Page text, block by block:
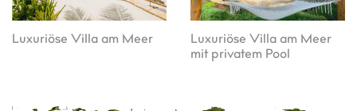
Luxuriöse Villa am Meer
Luxuriöse Villa am Meer
mit privatem Pool